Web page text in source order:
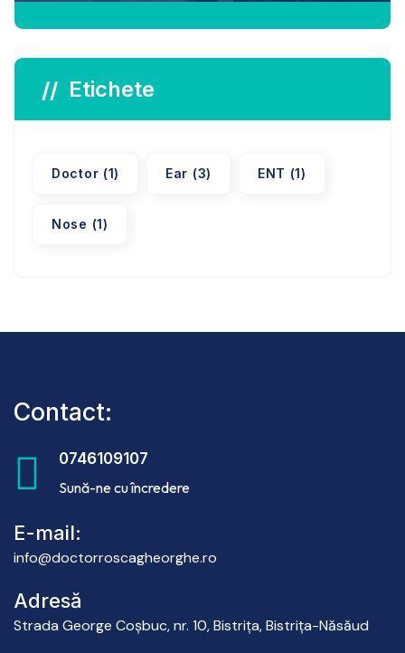
Etichete
Doctor (1) Ear (3) ENT (1)
Nose (1)
Contact:
0746109107
Sună-ne cu încredere
E-mail:
info@doctorroscagheorghe.ro
Adresă
Strada George Coşbuc, nr. 10, Bistriţa, Bistriţa-Năsăud